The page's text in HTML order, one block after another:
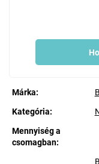
Kategória:
Mennyiség a
csomagban:
Márka: